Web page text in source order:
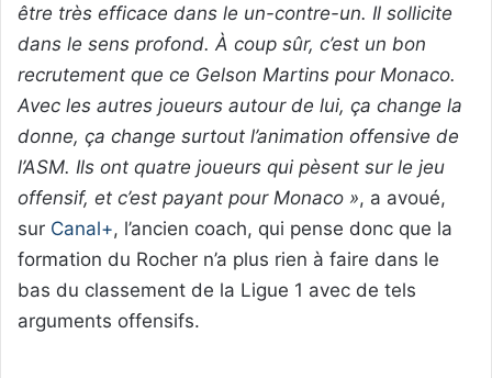
être très efficace dans le un-contre-un. Il sollicite
dans le sens profond. À coup sûr, c’est un bon
recrutement que ce Gelson Martins pour Monaco.
Avec les autres joueurs autour de lui, ça change la
donne, ça change surtout l’animation offensive de
l’ASM. Ils ont quatre joueurs qui pèsent sur le jeu
offensif, et c’est payant pour Monaco », a avoué,
sur Canal+, l’ancien coach, qui pense donc que la
formation du Rocher n’a plus rien à faire dans le
bas du classement de la Ligue 1 avec de tels
arguments offensifs.